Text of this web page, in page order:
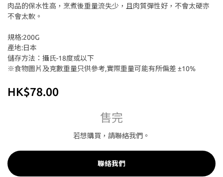
肉品的保水性高，烹煮後重量流失少，且肉質彈性好，不會太硬亦
不會太軟。
規格:200G
產地:日本
儲存方法：攝氏-18度或以下
※食物圖片及克數重量只供參考,實際重量可能有所偏差 ±10%
HK$78.00
售完
若想購買，請聯絡我們。
聯絡我們